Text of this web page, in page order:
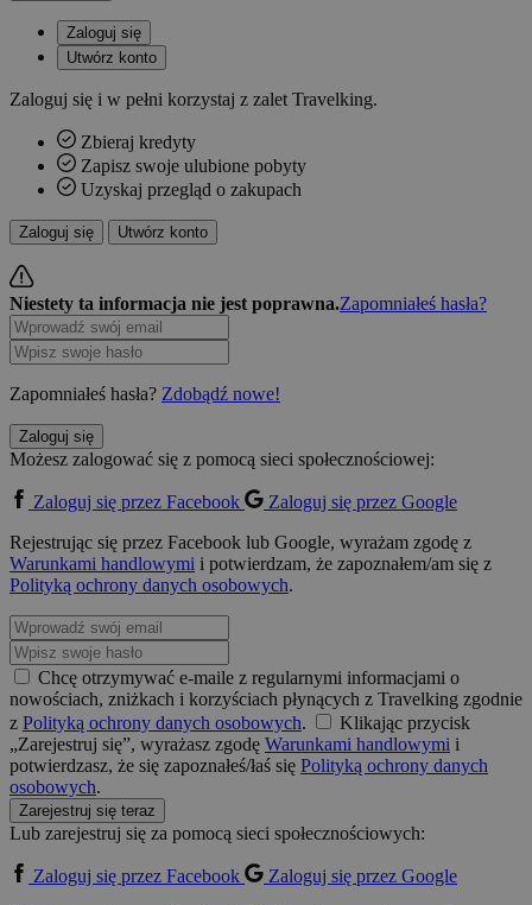
Zaloguj się
Utwórz konto
Zaloguj się i w pełni korzystaj z zalet Travelking.
Zbieraj kredyty
Zapisz swoje ulubione pobyty
Uzyskaj przegląd o zakupach
Zaloguj się Utwórz konto
Niestety ta informacja nie jest poprawna.Zapomniałeś hasła?
Zapomniałeś hasła? Zdobądź nowe!
Zaloguj się
Możesz zalogować się z pomocą sieci społecznościowej:
Zaloguj się przez Facebook
Zaloguj się przez Google
Rejestrując się przez Facebook lub Google, wyrażam zgodę z
Warunkami handlowymi i potwierdzam, że zapoznałem/am się z
Polityką ochrony danych osobowych.
Chcę otrzymywać e-maile z regularnymi informacjami o
nowościach, zniżkach i korzyściach płynących z Travelking zgodnie
z Polityką ochrony danych osobowych.
Klikając przycisk
„Zarejestruj się”, wyrażasz zgodę Warunkami handlowymi i
potwierdzasz, że się zapoznałeś/łaś się Polityką ochrony danych
osobowych.
Zarejestruj się teraz
Lub zarejestruj się za pomocą sieci społecznościowych:
Zaloguj się przez Facebook
Zaloguj się przez Google